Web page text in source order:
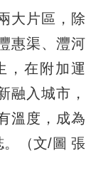
片區，除
惠渠、灃河
，在附加運
融入城市，
溫度，成為
。（文/圖 張